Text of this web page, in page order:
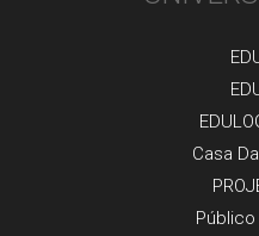
Casa
Público